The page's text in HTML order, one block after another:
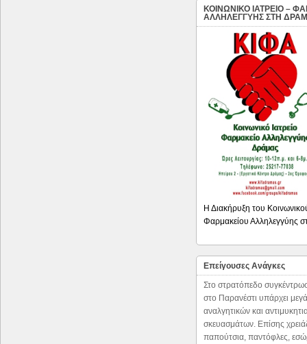
ΚΟΙΝΩΝΙΚΟ ΙΑΤΡΕΙΟ –
ΑΛΛΗΛΕΓΓΥΗΣ ΣΤΗ
Η Διακήρυξη του
Φαρμακείου Αλληλεγγύης
Επείγουσες Ανάγκες
Στο στρατόπεδο
στο Παρανέστι υπάρχει
αναλγητικών και
σκευασμάτων. Επίσης
παπούτσια, παντόφλες,